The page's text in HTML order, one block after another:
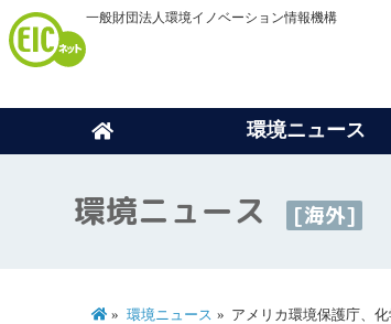
一般財団法人環境イノベーション情報機構
環境ニュース
環境ニュース [海外]
環境ニュース アメリカ環境保護庁、